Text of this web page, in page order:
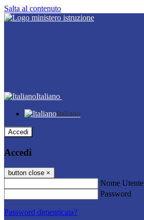
Salta al contenuto
Italiano
Italiano
Accedi
Accedi
button close ×
Nome Utente
Password
Password dimenticata?